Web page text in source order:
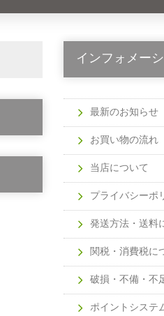
インフォメー
最新のお知らせ
お買い物の流れ
当店について
プライバシーポ
発送方法・送料
関税・消費税に
破損・不備・不
ポイントシステ